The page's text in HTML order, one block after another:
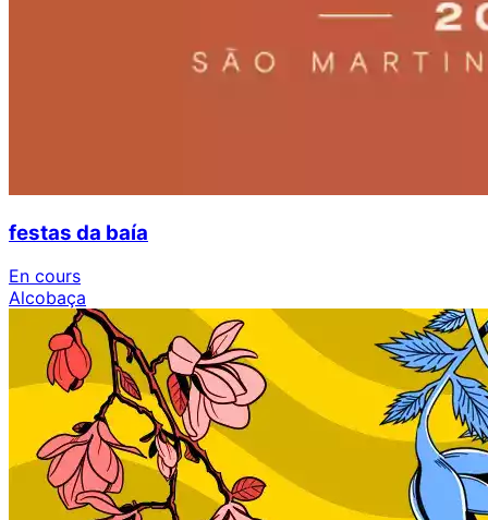
festas da baía
En cours
Alcobaça